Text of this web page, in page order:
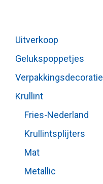
Uitverkoop
Gelukspoppetjes
Verpakkingsdecoratie
Krullint
Fries-Nederland
Krullintsplijters
Mat
Metallic